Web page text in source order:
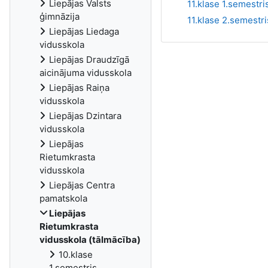
11.klase
11.klase
Liepājas Valsts
ģimnāzija
Liepājas Liedaga
vidusskola
Liepājas Draudzīgā
aicinājuma vidusskola
Liepājas Raiņa
vidusskola
Liepājas Dzintara
vidusskola
Liepājas
Rietumkrasta
vidusskola
Liepājas Centra
pamatskola
Liepājas
Rietumkrasta
vidusskola (tālmācība)
10.klase